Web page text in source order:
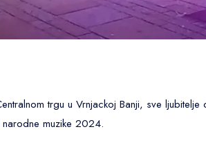
trgu u Vrnjackoj Banji, sve
muzike 2024.